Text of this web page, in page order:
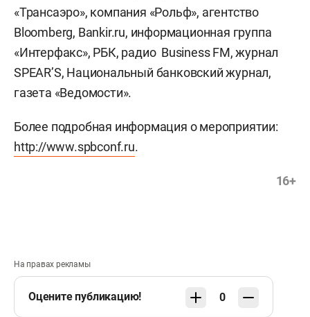
«Трансаэро», компания «Рольф», агентство
Bloomberg, Bankir.ru, информационная группа
«Интерфакс», РБК, радио Business FM, журнал
SPEAR’S, Национальный банковский журнал,
газета «Ведомости».
Более подробная информация о мероприятии:
http://www.spbconf.ru.
16+
На правах рекламы
Оцените публикацию! 0